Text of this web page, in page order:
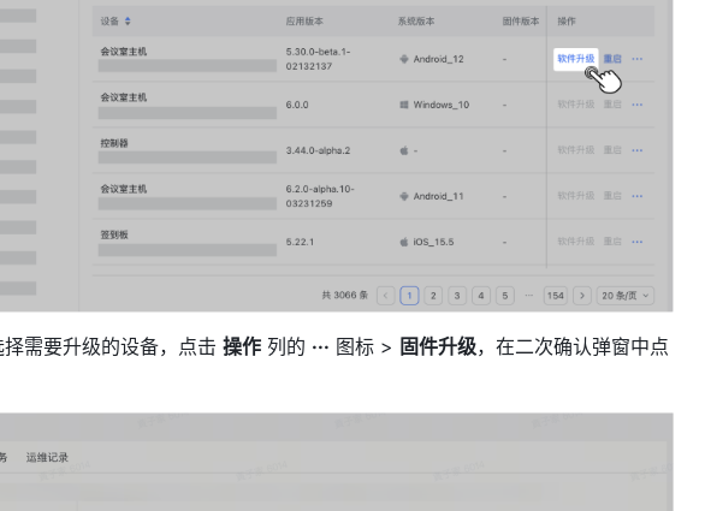
择需要升级的设备，点击 操作 列的 ··· 图标 > 固件升级，在二次确认弹窗中点